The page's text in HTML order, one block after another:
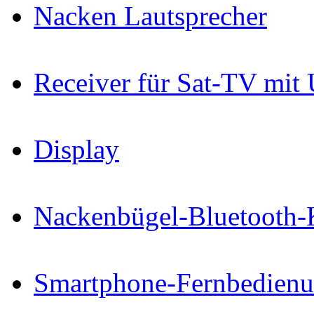
Nacken Lautsprecher
Receiver für Sat-TV mit
Display
Nackenbügel-
Smartphone-